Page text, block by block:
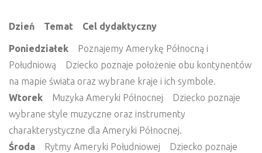
Dzień Temat Cel dydaktyczny
Poniedziałek
Poznajemy Amerykę Północną i
Południową Dziecko poznaje położenie obu kontynentów
na mapie świata oraz wybrane kraje i ich symbole.
Wtorek Muzyka Ameryki Północnej Dziecko poznaje
wybrane style muzyczne oraz instrumenty
charakterystyczne dla Ameryki Północnej.
Środa
Rytmy Ameryki Południowej Dziecko poznaje